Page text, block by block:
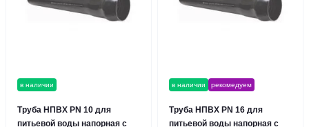
в наличии
Труба НПВХ PN 10 для
питьевой воды напорная с
в наличии рекомедуем
Труба НПВХ PN 16 для
питьевой воды напорная с